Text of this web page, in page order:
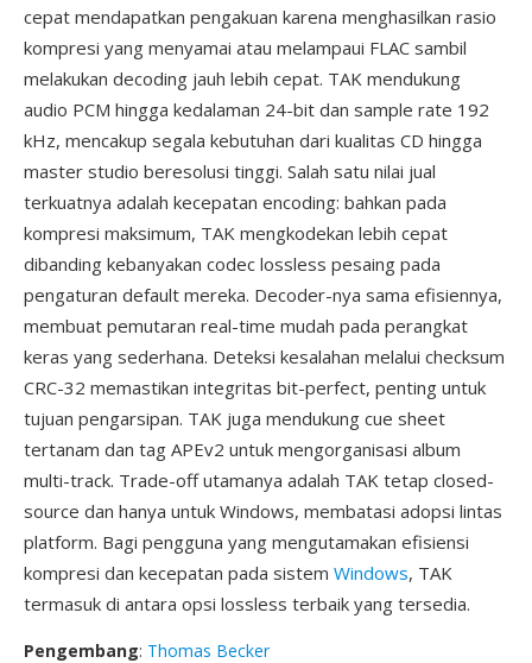
cepat mendapatkan pengakuan karena menghasilkan rasio
kompresi yang menyamai atau melampaui FLAC sambil
melakukan decoding jauh lebih cepat. TAK mendukung
audio PCM hingga kedalaman 24-bit dan sample rate 192
kHz, mencakup segala kebutuhan dari kualitas CD hingga
master studio beresolusi tinggi. Salah satu nilai jual
terkuatnya adalah kecepatan encoding: bahkan pada
kompresi maksimum, TAK mengkodekan lebih cepat
dibanding kebanyakan codec lossless pesaing pada
pengaturan default mereka. Decoder-nya sama efisiennya,
membuat pemutaran real-time mudah pada perangkat
keras yang sederhana. Deteksi kesalahan melalui checksum
CRC-32 memastikan integritas bit-perfect, penting untuk
tujuan pengarsipan. TAK juga mendukung cue sheet
tertanam dan tag APEv2 untuk mengorganisasi album
multi-track. Trade-off utamanya adalah TAK tetap closed-
source dan hanya untuk Windows, membatasi adopsi lintas
platform. Bagi pengguna yang mengutamakan efisiensi
kompresi dan kecepatan pada sistem Windows, TAK
termasuk di antara opsi lossless terbaik yang tersedia.
Pengembang: Thomas Becker